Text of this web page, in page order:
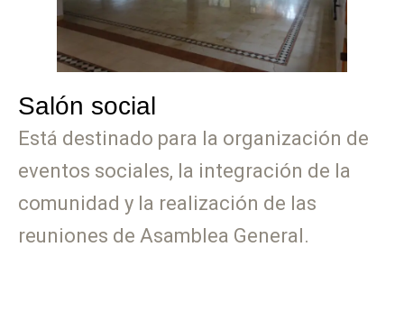
Salón social
Está destinado para la organización de
eventos sociales, la integración de la
comunidad y la realización de las
reuniones de Asamblea General.